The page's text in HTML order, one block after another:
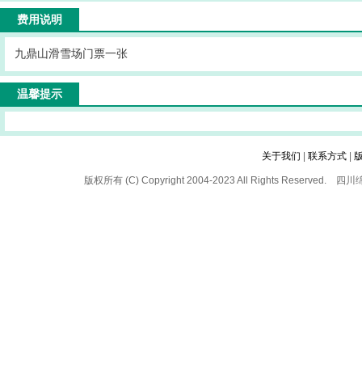
费用说明
九鼎山滑雪场门票一张
温馨提示
关于我们 联系方式|
版权所有 (C) Copyright 2004-2023 All Rights Reserved. 四